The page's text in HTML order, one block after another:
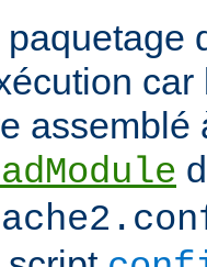
paquetage
assemblé